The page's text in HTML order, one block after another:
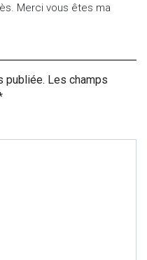
Merci vous êtes ma
publiée. Les champs